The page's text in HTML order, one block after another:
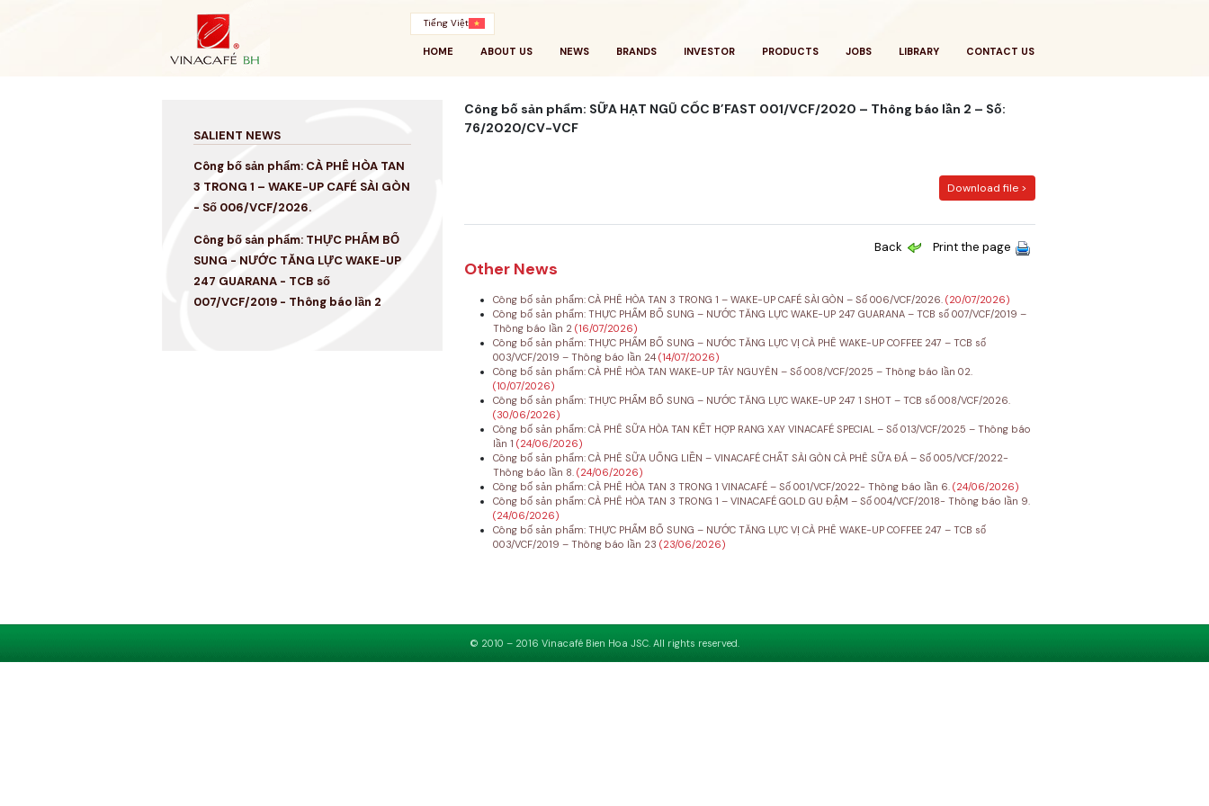
Tiếng Việt
HOME ABOUT US NEWS BRANDS INVESTOR PRODUCTS JOBS LIBRARY CONTACT US
SALIENT NEWS
Công bố sản phẩm: CÀ PHÊ HÒA TAN
3 TRONG 1 – WAKE-UP CAFÉ SÀI GÒN
- Số 006/VCF/2026.
Công bố sản phẩm: THỰC PHẨM BỔ
SUNG - NƯỚC TĂNG LỰC WAKE-UP
247 GUARANA - TCB số
007/VCF/2019 - Thông báo lần 2
Công bố sản phẩm: SỮA HẠT NGŨ CỐC B’FAST 001/VCF/2020 – Thông báo lần 2 – Số:
76/2020/CV-VCF
Download file >
Back Print the page
Other News
Công bố sản phẩm: CÀ PHÊ HÒA TAN 3 TRONG 1 – WAKE-UP CAFÉ SÀI GÒN – Số 006/VCF/2026. (20/07/2026)
Công bố sản phẩm: THỰC PHẨM BỔ SUNG – NƯỚC TĂNG LỰC WAKE-UP 247 GUARANA – TCB số 007/VCF/2019 –
Thông báo lần 2 (16/07/2026)
Công bố sản phẩm: THỰC PHẨM BỔ SUNG – NƯỚC TĂNG LỰC VỊ CÀ PHÊ WAKE-UP COFFEE 247 – TCB số
003/VCF/2019 – Thông báo lần 24 (14/07/2026)
Công bố sản phẩm: CÀ PHÊ HÒA TAN WAKE-UP TÂY NGUYÊN – Số 008/VCF/2025 – Thông báo lần 02.
(10/07/2026)
Công bố sản phẩm: THỰC PHẨM BỔ SUNG – NƯỚC TĂNG LỰC WAKE-UP 247 1 SHOT – TCB số 008/VCF/2026.
(30/06/2026)
Công bố sản phẩm: CÀ PHÊ SỮA HÒA TAN KẾT HỢP RANG XAY VINACAFÉ SPECIAL – Số 013/VCF/2025 – Thông báo
lần 1 (24/06/2026)
Công bố sản phẩm: CÀ PHÊ SỮA UỐNG LIỀN – VINACAFÉ CHẤT SÀI GÒN CÀ PHÊ SỮA ĐÁ – Số 005/VCF/2022-
Thông báo lần 8. (24/06/2026)
Công bố sản phẩm: CÀ PHÊ HÒA TAN 3 TRONG 1 VINACAFÉ – Số 001/VCF/2022- Thông báo lần 6. (24/06/2026)
Công bố sản phẩm: CÀ PHÊ HÒA TAN 3 TRONG 1 – VINACAFÉ GOLD GU ĐẬM – Số 004/VCF/2018- Thông báo lần 9.
(24/06/2026)
Công bố sản phẩm: THỰC PHẨM BỔ SUNG – NƯỚC TĂNG LỰC VỊ CÀ PHÊ WAKE-UP COFFEE 247 – TCB số
003/VCF/2019 – Thông báo lần 23 (23/06/2026)
© 2010 – 2016 Vinacafé Bien Hoa JSC. All rights reserved.